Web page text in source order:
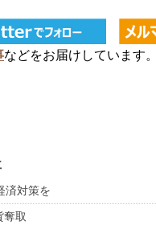
などをお届けしています。
済対策を
奪取